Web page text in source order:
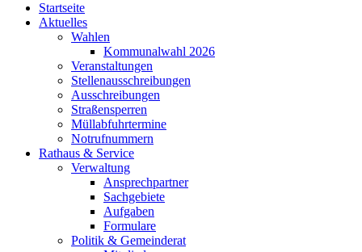
Startseite
Aktuelles
Wahlen
Kommunalwahl 2026
Veranstaltungen
Stellenausschreibungen
Ausschreibungen
Straßensperren
Müllabfuhrtermine
Notrufnummern
Rathaus & Service
Verwaltung
Ansprechpartner
Sachgebiete
Aufgaben
Formulare
Politik & Gemeinderat